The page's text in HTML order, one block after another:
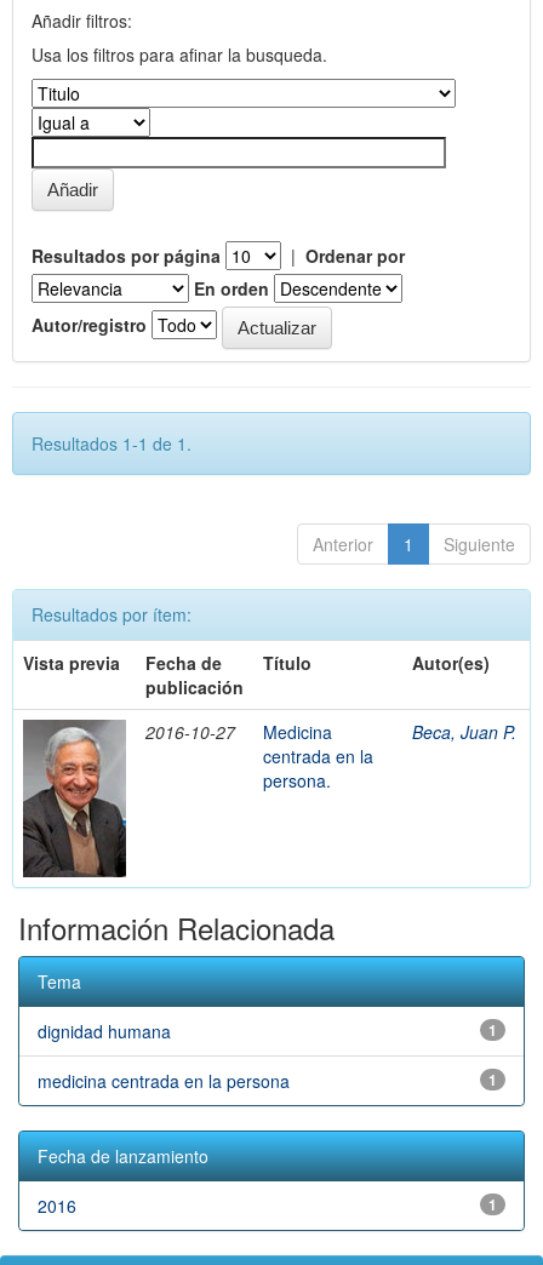
Añadir filtros:
Usa los filtros para afinar la busqueda.
Resultados por página | Ordenar por
En orden
Autor/registro
Resultados 1-1 de 1.
Anterior 1 Siguiente
Resultados por ítem:
Vista previa
Fecha de
publicación
Título Autor(es)
2016-10-27
Medicina
centrada en la
persona.
Beca, Juan P.
Información Relacionada
Tema
1
dignidad humana
1
medicina centrada en la persona
Fecha de lanzamiento
1
2016